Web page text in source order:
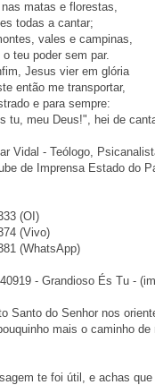
matas e florestas,
todas a cantar;
vales e campinas,
teu poder sem par.
Jesus vier em glória
então me transportar,
e para sempre:
tu, meu Deus!", hei de
Vidal - Teólogo,
de Imprensa Estado do
(OI)
(Vivo)
(WhatsApp)
- Grandioso És Tu -
Santo do Senhor nos
mais o caminho
te foi útil, e achas que